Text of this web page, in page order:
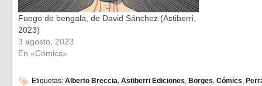
Fuego de bengala, de David Sánchez (Astiberri,
2023)
3 agosto, 2023
En «Cómics»
Etiquetas: Alberto Breccia, Astiberri Ediciones, Borges, Cómics,